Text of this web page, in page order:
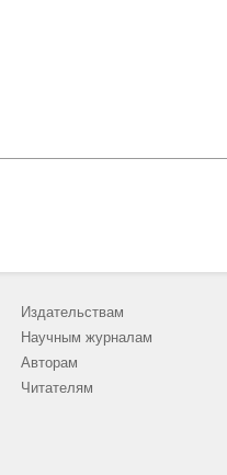
Издательствам
Научным журналам
Авторам
Читателям